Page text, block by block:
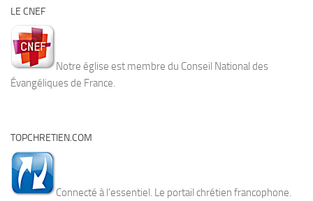
LE CNEF
Notre église est membre du Conseil National des
Évangéliques de France.
TOPCHRETIEN.COM
Connecté à l’essentiel. Le portail chrétien francophone.